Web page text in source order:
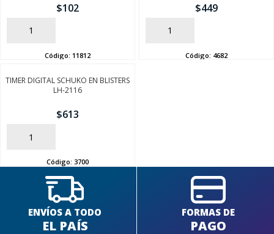
$102
AÑADIR
Código: 11812
$449
AÑADIR
Código: 4682
TIMER DIGITAL SCHUKO EN BLISTERS
LH-2116
$613
AÑADIR
Código: 3700
ENVÍOS A TODO
EL PAÍS
FORMAS DE
PAGO